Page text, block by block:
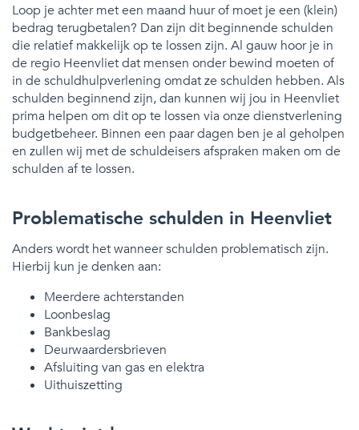
Loop je achter met een maand huur of moet je een (klein)
bedrag terugbetalen? Dan zijn dit beginnende schulden
die relatief makkelijk op te lossen zijn. Al gauw hoor je in
de regio Heenvliet dat mensen onder bewind moeten of
in de schuldhulpverlening omdat ze schulden hebben. Als
schulden beginnend zijn, dan kunnen wij jou in Heenvliet
prima helpen om dit op te lossen via onze dienstverlening
budgetbeheer. Binnen een paar dagen ben je al geholpen
en zullen wij met de schuldeisers afspraken maken om de
schulden af te lossen.
Problematische schulden in Heenvliet
Anders wordt het wanneer schulden problematisch zijn.
Hierbij kun je denken aan:
Meerdere achterstanden
Loonbeslag
Bankbeslag
Deurwaardersbrieven
Afsluiting van gas en elektra
Uithuiszetting